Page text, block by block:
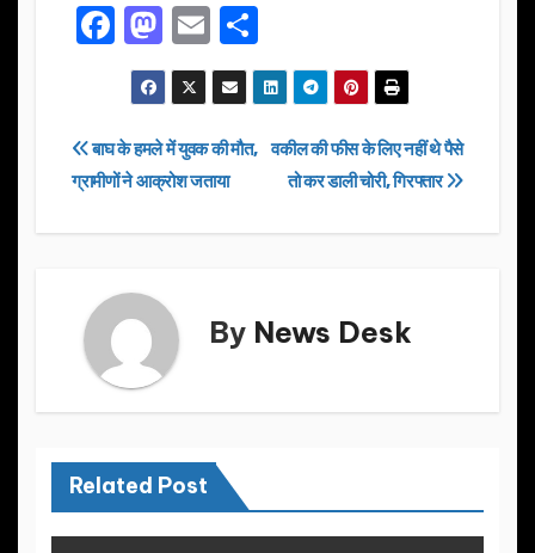
F
a
c
e
b
k
M
a
st
o
d
E
m
ail
h
ar
e
Post
navigation
वकील की फीस के लिए नहीं थे पैसे
तो कर डाली चोरी, गिरफ्तार
बाघ के हमले में युवक की मौत,
ग्रामीणों ने आक्रोश जताया
By News Desk
Related Post